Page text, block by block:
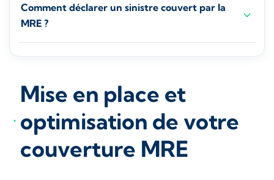
Comment déclarer un sinistre couvert par la
MRE ?
Mise en place et
optimisation de votre
couverture MRE